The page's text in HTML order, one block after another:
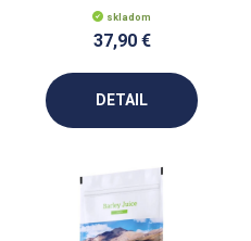
skladom
37,90 €
DETAIL